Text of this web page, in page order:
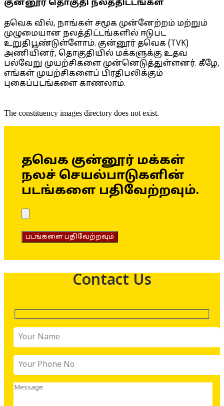
குன்னூர் தொகுதி நலத்திட்டங்கள்
தவெக வில், நாங்கள் சமூக முன்னேற்றம் மற்றும்
முழுமையான நலத்திட்டங்களில் ஈடுபட
உறுதிபூண்டுள்ளோம். குன்னூர் தவெக (TVK)
அணியினர், தொகுதியில் மக்களுக்கு உதவ
பல்வேறு முயற்சிகளை முன்னெடுத்துள்ளனர். கீழே,
எங்கள் முயற்சிகளைப் பிரதிபலிக்கும்
புகைப்படங்களை காணலாம்.
The constituency images directory does not exist.
தவெக குன்னூர் மக்கள்
நலச் செயல்பாடுகளின்
படங்களை பதிவேற்றவும்.
படங்களை பதிவேற்றவும்
Contact Us